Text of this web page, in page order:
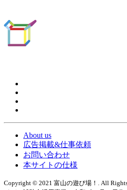
About us
広告掲載&仕事依頼
お問い合わせ
本サイトの仕様
Copyright © 2021 富山の遊び場！. All